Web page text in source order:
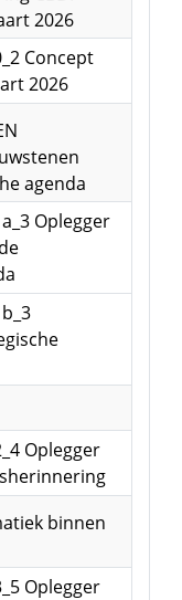
2026
Concept
2026
agenda
Oplegger
Oplegger
binnen
Oplegger